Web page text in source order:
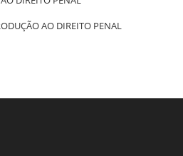
AO DIREITO PENAL